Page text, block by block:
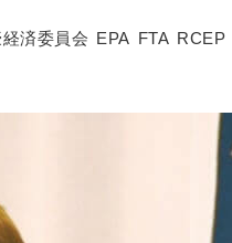
経済委員会 EPA FTA RCEP